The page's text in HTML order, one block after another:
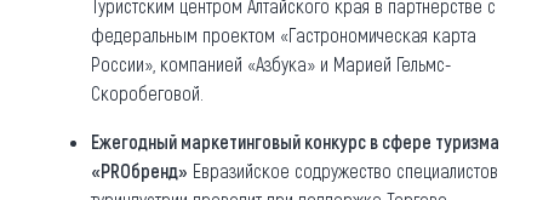
Туристским центром Алтайского края в партнерстве с
федеральным проектом «Гастрономическая карта
России», компанией «Азбука» и Марией Гельмс-
Скоробеговой.
Ежегодный маркетинговый конкурс в сфере туризма
«PROбренд» Евразийское содружество специалистов